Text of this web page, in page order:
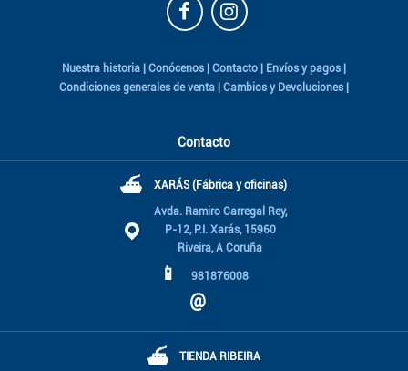
Nuestra historia | Conócenos | Contacto | Envíos y pagos |
Condiciones generales de venta | Cambios y Devoluciones |
Contacto
⛴ XARÁS (Fábrica y oficinas)
Avda. Ramiro Carregal Rey,
P-12, P.I. Xarás, 15960
Riveira, A Coruña
📱 981876008
@
⛴ TIENDA RIBEIRA